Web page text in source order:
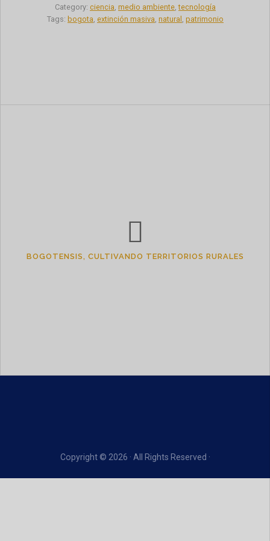
Category: ciencia, medio ambiente,tecnología
Tags: bogota, extinción masiva, natural , patrimonio
BOGOTENSIS, CULTIVANDO TERRITORIOS RURALES
Copyright © 2026 · All Rights Reserved ·